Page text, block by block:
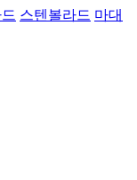
스텐볼라드 마대